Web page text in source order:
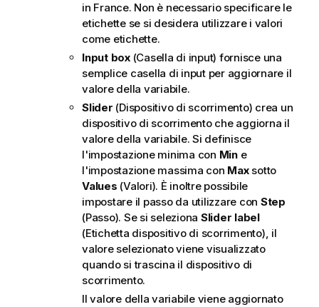
in France. Non è necessario specificare le
etichette se si desidera utilizzare i valori
come etichette.
Input box(Casella di input) fornisce una
semplice casella di input per aggiornare il
valore della variabile.
Slider (Dispositivo di scorrimento) crea un
dispositivo di scorrimento che aggiorna il
valore della variabile. Si definisce
l'impostazione minima con Mine
l'impostazione massima con Maxsotto
Values (Valori). È inoltre possibile
impostare il passo da utilizzare con Step
(Passo). Se si seleziona Slider label
(Etichetta dispositivo di scorrimento), il
valore selezionato viene visualizzato
quando si trascina il dispositivo di
scorrimento.
Il valore della variabile viene aggiornato